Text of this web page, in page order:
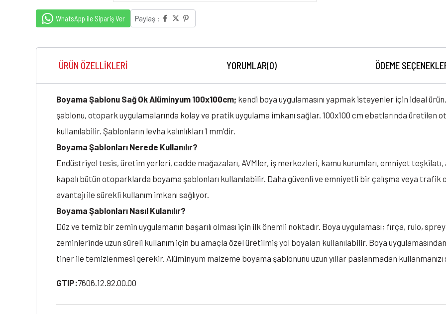
WhatsApp ile Sipariş Ver Paylaş :
ÜRÜN ÖZELLIKLERI YORUMLAR(0) ÖDEME
Boyama Şablonu Sağ Ok Alüminyum 100x100cm; kendi boya uygulamasını yapmak isteyenler için ideal
şablonu, otopark uygulamalarında kolay ve pratik uygulama imkanı sağlar. 100x100 cm ebatlarında üretilen
kullanılabilir. Şablonların levha kalınlıkları 1 mm'dir.
Boyama Şablonları Nerede Kullanılır?
Endüstriyel tesis, üretim yerleri, cadde mağazaları, AVMler, iş merkezleri, kamu kurumları, emniyet
kapalı bütün otoparklarda boyama şablonları kullanılabilir. Daha güvenli ve emniyetli bir çalışma veya trafik
avantajı ile sürekli kullanım imkanı sağlıyor.
Boyama Şablonları Nasıl Kulanılır?
Düz ve temiz bir zemin uygulamanın başarılı olması için ilk önemli noktadır. Boya uygulaması; fırça, rulo,
zeminlerinde uzun süreli kullanım için bu amaçla özel üretilmiş yol boyaları kullanılabilir. Boya
tiner ile temizlenmesi gerekir. Alüminyum malzeme boyama şablonunu uzun yıllar paslanmadan kullanmanızı
GTIP:7606.12.92.00.00